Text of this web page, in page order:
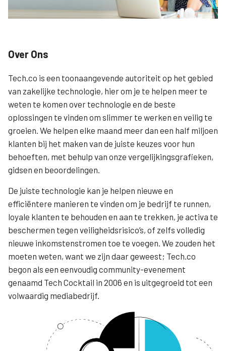
Over Ons
Tech.co is een toonaangevende autoriteit op het gebied
van zakelijke technologie, hier om je te helpen meer te
weten te komen over technologie en de beste
oplossingen te vinden om slimmer te werken en veilig te
groeien. We helpen elke maand meer dan een half miljoen
klanten bij het maken van de juiste keuzes voor hun
behoeften, met behulp van onze vergelijkingsgrafieken,
gidsen en beoordelingen.
De juiste technologie kan je helpen nieuwe en
efficiëntere manieren te vinden om je bedrijf te runnen,
loyale klanten te behouden en aan te trekken, je activa te
beschermen tegen veiligheidsrisico’s, of zelfs volledig
nieuwe inkomstenstromen toe te voegen. We zouden het
moeten weten, want we zijn daar geweest; Tech.co
begon als een eenvoudig community-evenement
genaamd Tech Cocktail in 2006 en is uitgegroeid tot een
volwaardig mediabedrijf.